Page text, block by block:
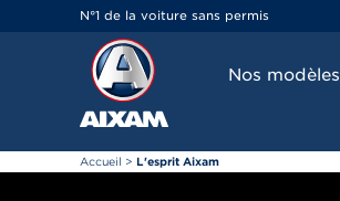
N°1 de la voiture sans permis
Nos modèles
Accueil > L'esprit Aixam
Panneau de gestion des cookies